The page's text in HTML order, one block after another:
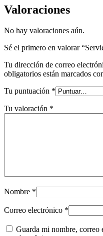
Valoraciones
No hay valoraciones aún.
Sé el primero en valorar
Tu dirección de correo
obligatorios están marcados
Tu puntuación *
Tu valoración *
Nombre *
Correo electrónico *
Guarda mi nombre, correo